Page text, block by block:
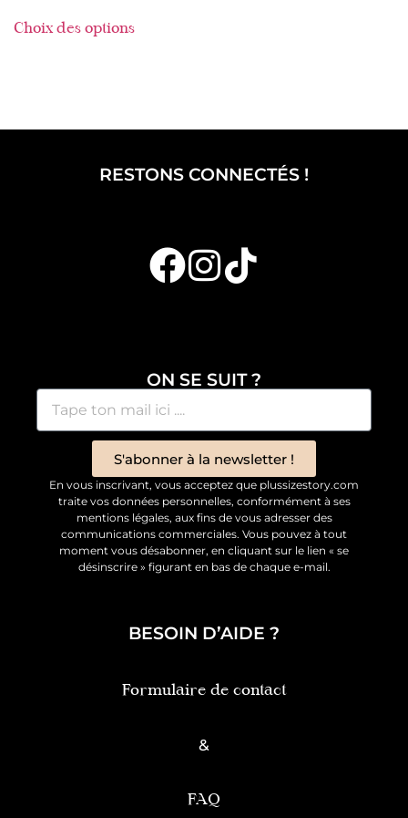
Choix des options
RESTONS CONNECTÉS !
ON SE SUIT ?
S'abonner à la newsletter !
En vous inscrivant, vous acceptez que plussizestory.com
traite vos données personnelles, conformément à ses
mentions légales, aux fins de vous adresser des
communications commerciales. Vous pouvez à tout
moment vous désabonner, en cliquant sur le lien « se
désinscrire » figurant en bas de chaque e-mail.
BESOIN D’AIDE ?
Formulaire de contact
&
FAQ